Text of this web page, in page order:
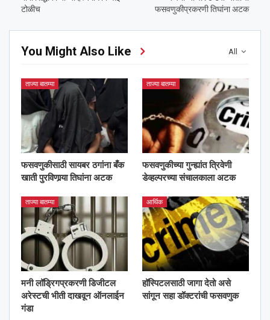
टोळीच
फसवणुकीप्रकरणी तिघांना अटक
All
You Might Also Like
ताज्या बातम्या
फसवणुकीसाठी सायबर ठगांना बँक
खाती पुरविणार्‍या तिघांना अटक
ताज्या बातम्या
फसवणुकीच्या गुन्ह्यांत त्रिवेणी
डेव्हल्परच्या संचालकाला अटक
ताज्या बातम्या
मनी लॉड्रिगप्रकरणी डिजीटल
अरेस्टची भीती दाखवून ऑनलाईन
गंडा
आर्थिक
हॉस्पिटलसाठी जागा देतो असे
सांगून सहा डॉक्टरांची फसवणुक